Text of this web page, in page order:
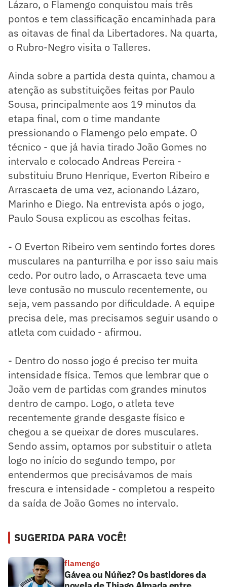
Lázaro, o Flamengo conquistou mais três
pontos e tem classificação encaminhada para
as oitavas de final da Libertadores. Na quarta,
o Rubro-Negro visita o Talleres.
Ainda sobre a partida desta quinta, chamou a
atenção as substituições feitas por Paulo
Sousa, principalmente aos 19 minutos da
etapa final, com o time mandante
pressionando o Flamengo pelo empate. O
técnico - que já havia tirado João Gomes no
intervalo e colocado Andreas Pereira -
substituiu Bruno Henrique, Everton Ribeiro e
Arrascaeta de uma vez, acionando Lázaro,
Marinho e Diego. Na entrevista após o jogo,
Paulo Sousa explicou as escolhas feitas.
- O Everton Ribeiro vem sentindo fortes dores
musculares na panturrilha e por isso saiu mais
cedo. Por outro lado, o Arrascaeta teve uma
leve contusão no musculo recentemente, ou
seja, vem passando por dificuldade. A equipe
precisa dele, mas precisamos seguir usando o
atleta com cuidado - afirmou.
- Dentro do nosso jogo é preciso ter muita
intensidade física. Temos que lembrar que o
João vem de partidas com grandes minutos
dentro de campo. Logo, o atleta teve
recentemente grande desgaste físico e
chegou a se queixar de dores musculares.
Sendo assim, optamos por substituir o atleta
logo no início do segundo tempo, por
entendermos que precisávamos de mais
frescura e intensidade - completou a respeito
da saída de João Gomes no intervalo.
SUGERIDA PARA VOCÊ!
flamengo
Gávea ou Núñez? Os bastidores da